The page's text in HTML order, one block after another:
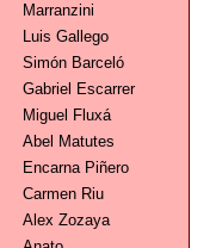
Marranzini
Luis Gallego
Simón Barceló
Gabriel Escarrer
Miguel Fluxá
Abel Matutes
Encarna Piñero
Carmen Riu
Alex Zozaya